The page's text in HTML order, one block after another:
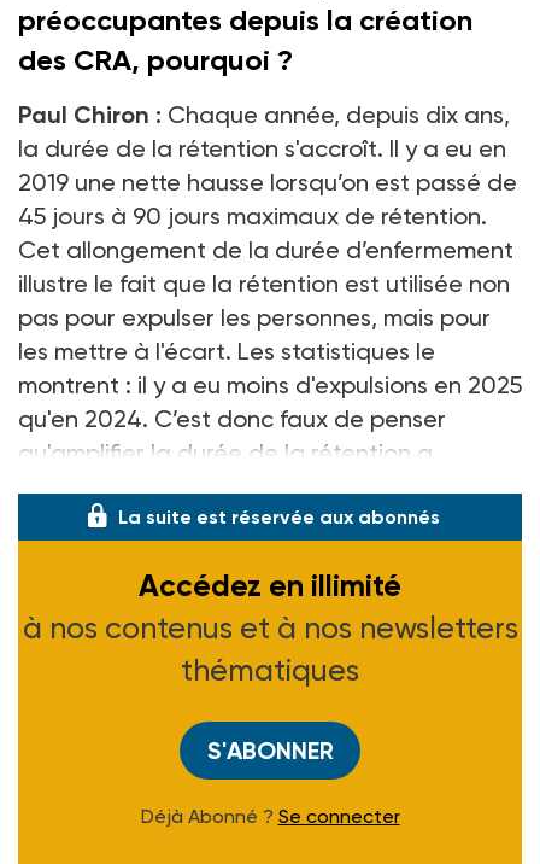
préoccupantes depuis la création
des CRA, pourquoi ?
Paul Chiron : Chaque année, depuis dix ans,
la durée de la rétention s'accroît. Il y a eu en
2019 une nette hausse lorsqu’on est passé de
45 jours à 90 jours maximaux de rétention.
Cet allongement de la durée d’enfermement
illustre le fait que la rétention est utilisée non
pas pour expulser les personnes, mais pour
les mettre à l'écart. Les statistiques le
montrent : il y a eu moins d'expulsions en 2025
qu'en 2024. C’est donc faux de penser
qu'amplifier la durée de la rétention a
La suite est réservée aux abonnés
Accédez en illimité
à nos contenus et à nos newsletters
thématiques
S'ABONNER
Déjà Abonné ? Se connecter